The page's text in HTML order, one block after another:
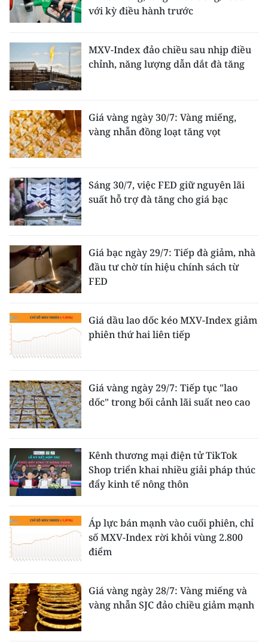
với kỳ điều hành trước
MXV-Index đảo chiều sau nhịp điều
chỉnh, năng lượng dẫn dắt đà tăng
Giá vàng ngày 30/7: Vàng miếng,
vàng nhẫn đồng loạt tăng vọt
Sáng 30/7, việc FED giữ nguyên lãi
suất hỗ trợ đà tăng cho giá bạc
Giá bạc ngày 29/7: Tiếp đà giảm, nhà
đầu tư chờ tín hiệu chính sách từ
FED
Giá dầu lao dốc kéo MXV-Index giảm
phiên thứ hai liên tiếp
Giá vàng ngày 29/7: Tiếp tục "lao
dốc" trong bối cảnh lãi suất neo cao
Kênh thương mại điện tử TikTok
Shop triển khai nhiều giải pháp thúc
đẩy kinh tế nông thôn
Áp lực bán mạnh vào cuối phiên, chỉ
số MXV-Index rời khỏi vùng 2.800
điểm
Giá vàng ngày 28/7: Vàng miếng và
vàng nhẫn SJC đảo chiều giảm mạnh